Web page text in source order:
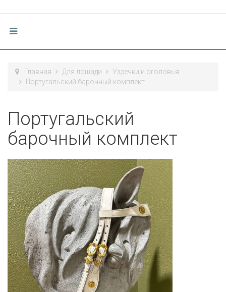
Главная Для лошади
Уздечки и оголовья
Португальский барочный комплект
Португальский
барочный комплект